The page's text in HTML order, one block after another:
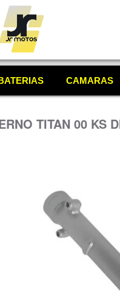
CAMARAS
TITAN 00 KS